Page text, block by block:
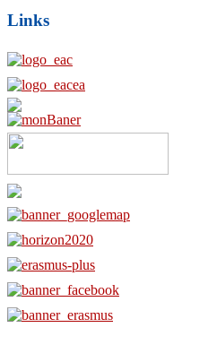
Links